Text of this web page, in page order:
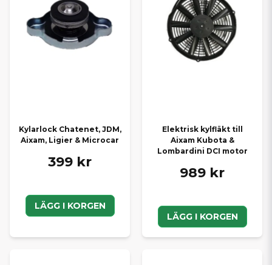
Kylarlock Chatenet, JDM,
Aixam, Ligier & Microcar
399 kr
LÄGG I KORGEN
Elektrisk kylfläkt till
Aixam Kubota &
Lombardini DCI motor
989 kr
LÄGG I KORGEN